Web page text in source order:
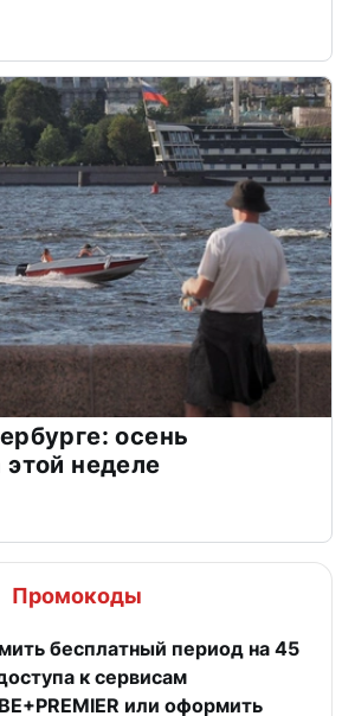
осень
этой неделе
Промокоды
бесплатный период на 45
к сервисам
или оформить